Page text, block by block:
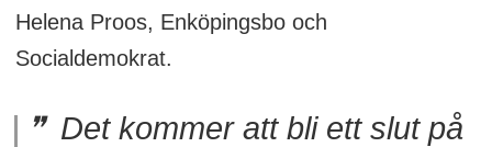
Helena Proos, Enköpingsbo och
Socialdemokrat.
Det kommer att bli ett slut på